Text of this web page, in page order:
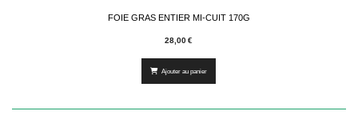
FOIE GRAS ENTIER MI-CUIT 170G
28,00€
Ajouter au panier